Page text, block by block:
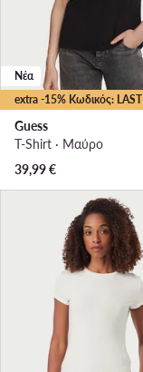
extra -15% Κωδικός: LAST
Νέα
Guess
T-Shirt · Μαύρο
39,99€